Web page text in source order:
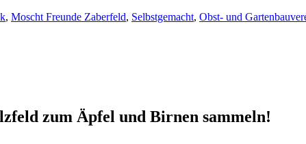
, Moscht Freunde Zaberfeld, Selbstgemacht, Obst- und
zum Äpfel und Birnen sammeln!